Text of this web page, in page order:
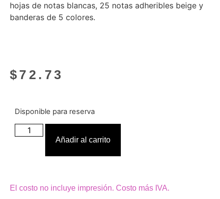
hojas de notas blancas, 25 notas adheribles beige y
banderas de 5 colores.
$ 72.73
Disponible para reserva
Añadir al carrito
El costo no incluye impresión. Costo más IVA.